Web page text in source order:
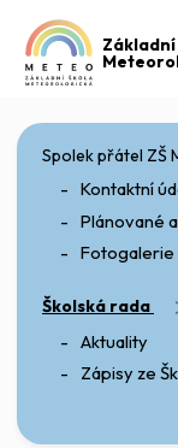
Spolek přátel ZŠ
Kontaktní
Plánované
Fotogalerie
Školská rada
Aktuality
Zápisy ze